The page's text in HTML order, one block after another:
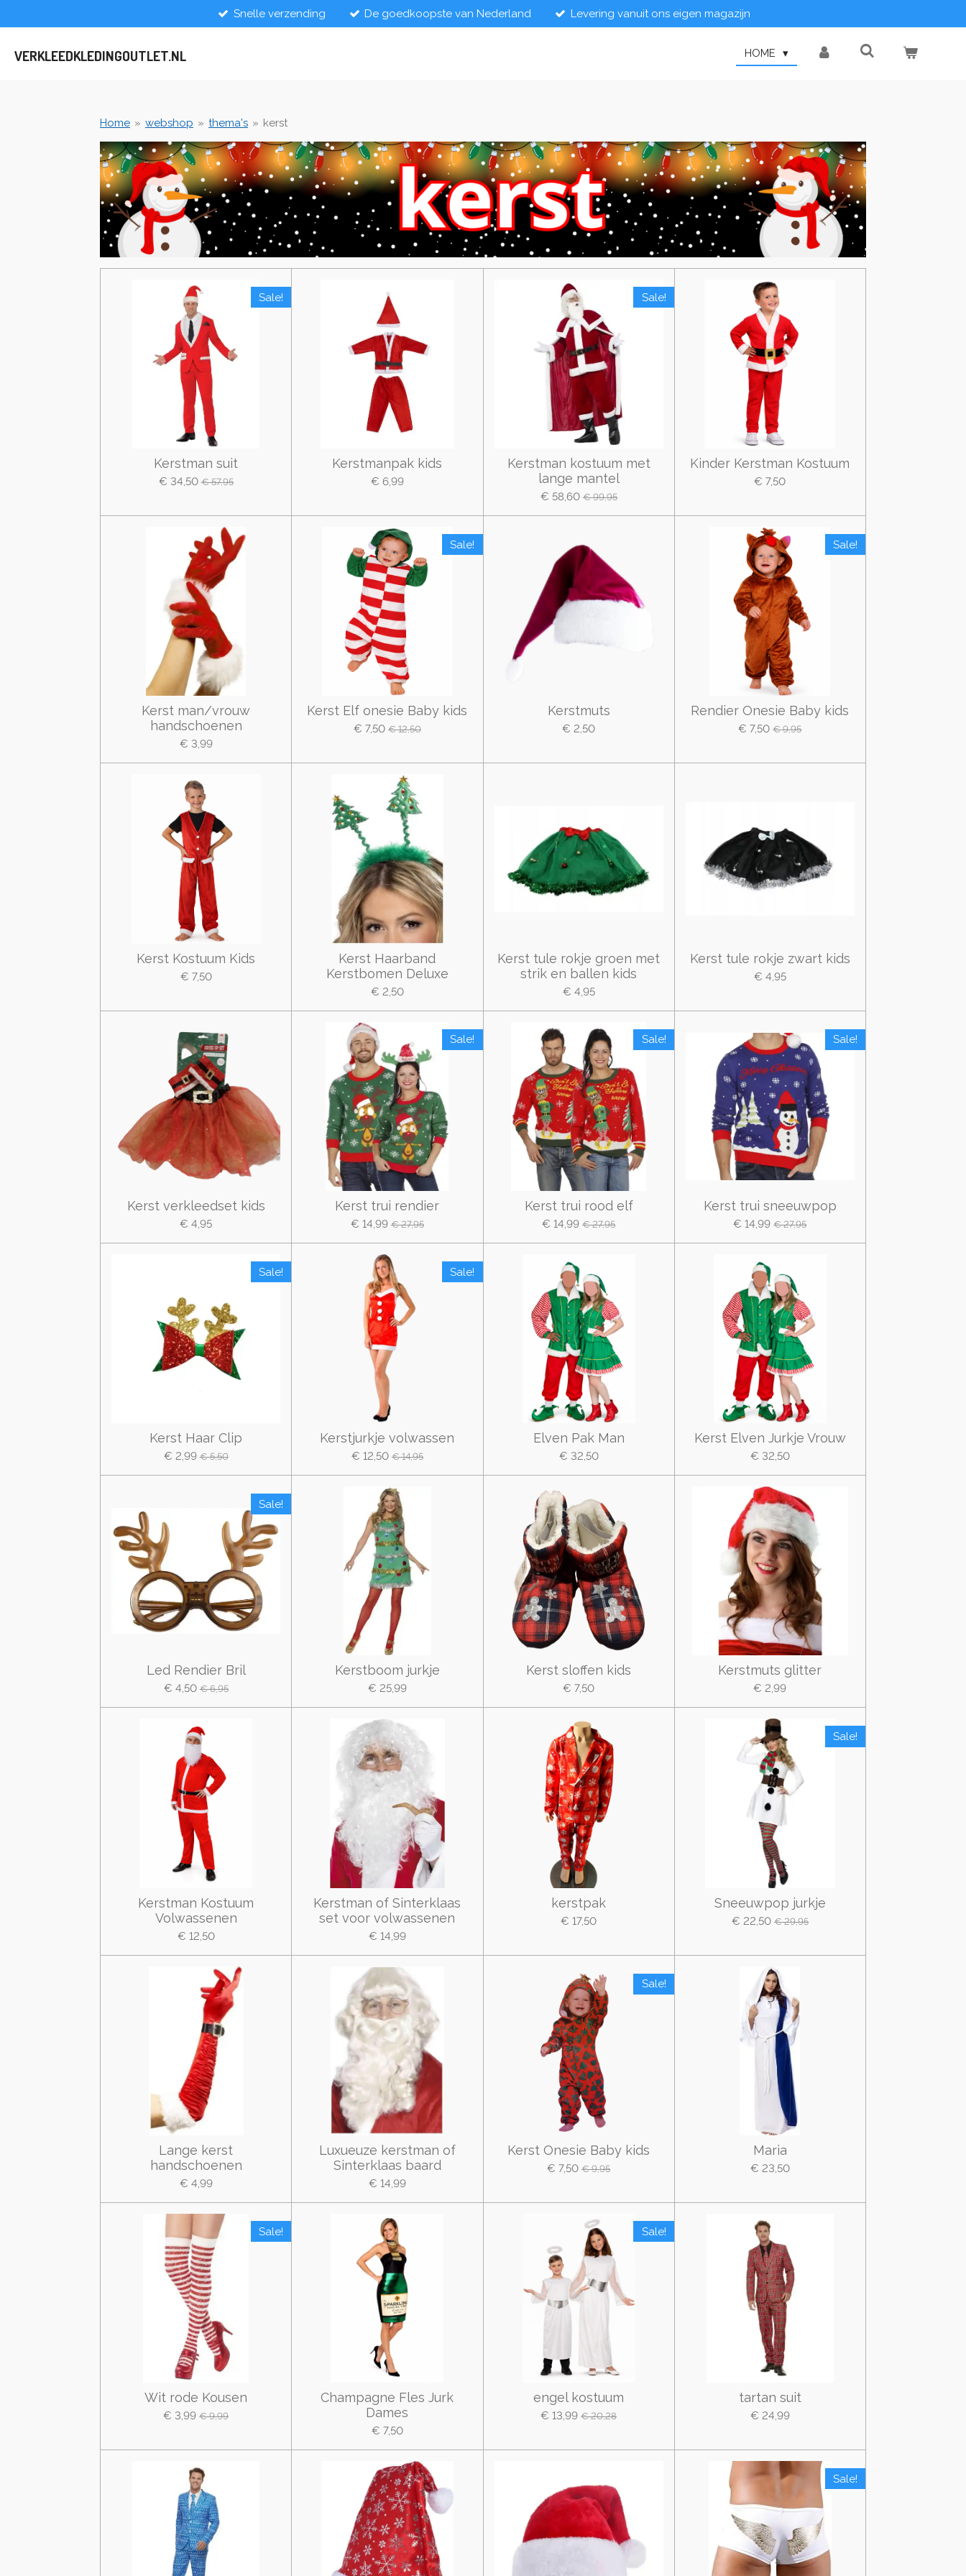
direct
de
Snelle verzending De goedkoopste van Nederland Levering vanuit ons eigen magazijn
VERKLEEDKLEDINGOUTLET.NL HOME
Home » webshop » thema's » kerst
Sale!
Kerstman suit
€ 34,50 € 57,95
Kerstmanpak kids
€ 6,99
Sale!
Kerstman kostuum met
lange mantel
€ 58,60 € 99,95
Kinder Kerstman Kostuum
€ 7,50
Kerst man/vrouw
handschoenen
€ 3,99
Sale!
Kerst Elf onesie Baby kids
€ 7,50 € 12,50
Kerstmuts
€ 2,50
Sale!
Rendier Onesie Baby kids
€ 7,50 € 9,95
Kerst Kostuum Kids
€ 7,50
Kerst Haarband
Kerstbomen Deluxe
€ 2,50
Kerst tule rokje groen met
strik en ballen kids
€ 4,95
Kerst tule rokje zwart kids
€ 4,95
Kerst verkleedset kids
€ 4,95
Sale!
Kerst trui rendier
€ 14,99 € 27,95
Sale!
Kerst trui rood elf
€ 14,99 € 27,95
Sale!
Kerst trui sneeuwpop
€ 14,99 € 27,95
Sale!
Kerst Haar Clip
€ 2,99 € 5,50
Sale!
Kerstjurkje volwassen
€ 12,50 € 14,95
Elven Pak Man
€ 32,50
Kerst Elven Jurkje Vrouw
€ 32,50
Sale!
Led Rendier Bril
€ 4,50 € 6,95
Kerstboom jurkje
€ 25,99
Kerst sloffen kids
€ 7,50
Kerstmuts glitter
€ 2,99
Kerstman Kostuum
Volwassenen
€ 12,50
Kerstman of Sinterklaas
set voor volwassenen
€ 14,99
kerstpak
€ 17,50
Sale!
Sneeuwpop jurkje
€ 22,50 € 29,95
Lange kerst
handschoenen
€ 4,99
Luxueuze kerstman of
Sinterklaas baard
€ 14,99
Sale!
Kerst Onesie Baby kids
€ 7,50 € 9,95
Maria
€ 23,50
Sale!
Wit rode Kousen
€ 3,99 € 9,99
Champagne Fles Jurk
Dames
€ 7,50
Sale!
engel kostuum
€ 13,99 € 20,28
tartan suit
€ 24,99
Sale!